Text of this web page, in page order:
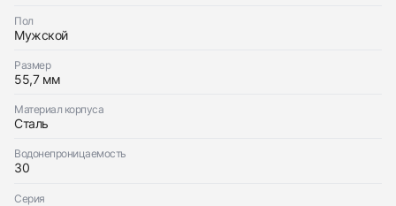
Пол
Мужской
Размер
55,7 мм
Материал корпуса
Сталь
Водонепроницаемость
30
Серия
Приложите фото ваших часов…